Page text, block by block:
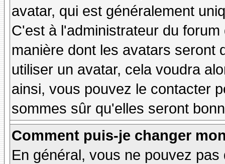
avatar, qui est généralement
C'est à l'administrateur du
manière dont les avatars seront
utiliser un avatar, cela voudra
ainsi, vous pouvez le contacter
sommes sûr qu'elles seront
Comment puis-je changer
En général, vous ne pouvez